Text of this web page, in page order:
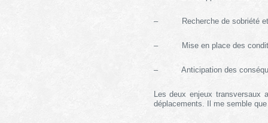
– Recherche de sobriété
– Mise en place des
– Anticipation des
Les deux enjeux transversaux
déplacements. Il me semble